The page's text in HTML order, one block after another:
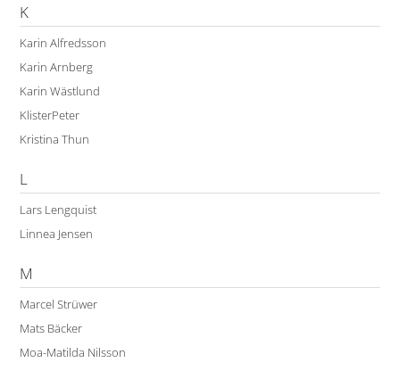
K
Karin Alfredsson
Karin Arnberg
Karin Wästlund
KlisterPeter
Kristina Thun
L
Lars Lengquist
Linnea Jensen
M
Marcel Strüwer
Mats Bäcker
Moa-Matilda Nilsson